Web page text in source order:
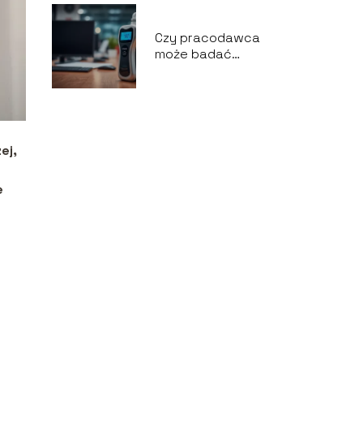
Czy pracodawca
może badać